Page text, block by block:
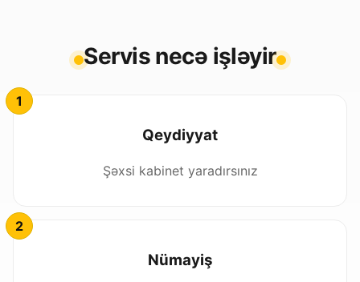
Servis necə işləyir
Qeydiyyat
Şəxsi kabinet yaradırsınız
Nümayiş